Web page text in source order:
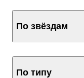
По звёздам
По типу